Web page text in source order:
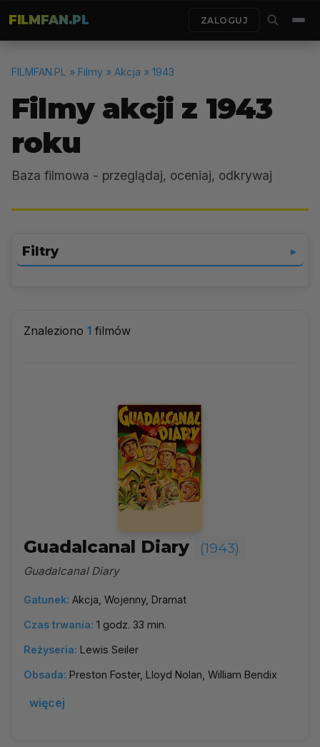
FILMFAN.PL ZALOGUJ
FILMFAN.PL » Filmy » Akcja » 1943
Filmy akcji z 1943
roku
Baza filmowa - przeglądaj, oceniaj, odkrywaj
Filtry ▼
Znaleziono 1 filmów
Guadalcanal Diary (1943)
Guadalcanal Diary
Gatunek: Akcja, Wojenny, Dramat
Czas trwania: 1 godz. 33 min.
Reżyseria: Lewis Seiler
Obsada: Preston Foster, Lloyd Nolan, William Bendix
więcej